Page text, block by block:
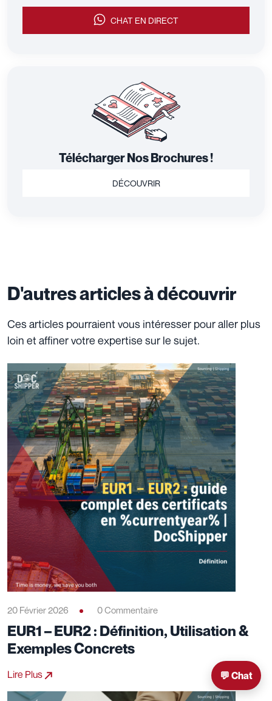
CHAT EN DIRECT
Télécharger Nos Brochures !
DÉCOUVRIR
D'autres articles à découvrir
Ces articles pourraient vous intéresser pour aller plus
loin et affiner votre expertise sur le sujet.
20 Février 2026 0 Commentaire
EUR1 – EUR2 : Définition, Utilisation &
Exemples Concrets
Lire Plus 💬 Chat